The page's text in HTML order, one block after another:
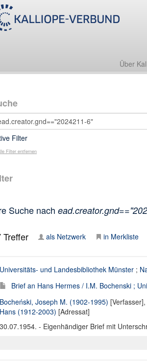
Über
Filter
Filter entfernen
Suche nach
Treffer als Netzwerk in Merkliste
Universitäts- und Landesbibliothek Münster ;
Brief an Hans Hermes / I.M. Bochenski ;
Bocheński, Joseph M. (1902-1995) [Verfasser],
Hans (1912-2003) [Adressat]
30.07.1954. - Eigenhändiger Brief mit